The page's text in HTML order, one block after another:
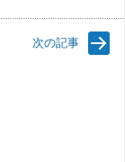
次の記事